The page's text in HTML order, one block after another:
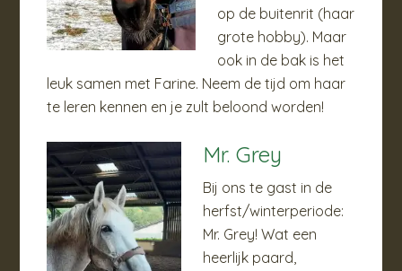
op de buitenrit (haar
grote hobby). Maar
ook in de bak is het
leuk samen met Farine. Neem de tijd om haar
te leren kennen en je zult beloond worden!
Mr. Grey
Bij ons te gast in de
herfst/winterperiode:
Mr. Grey! Wat een
heerlijk paard,